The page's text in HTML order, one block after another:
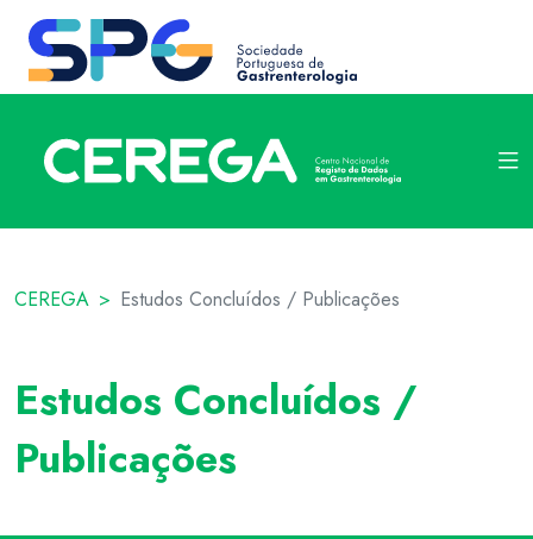
CEREGA Estudos Concluídos / Publicações
Estudos Concluídos /
Publicações